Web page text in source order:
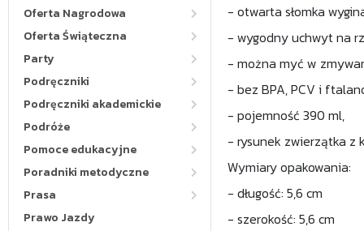
Oferta Nagrodowa
Oferta Świąteczna
Party
Podręczniki
Podręczniki akademickie
Podróże
Pomoce edukacyjne
Poradniki metodyczne
Prasa
Prawo Jazdy
- otwarta słomka
- wygodny uchwyt na
- można myć w
- bez BPA, PCV i
- pojemność 390 ml,
- rysunek zwierzątka z
Wymiary opakowania:
- długość: 5,6 cm
- szerokość: 5,6 cm